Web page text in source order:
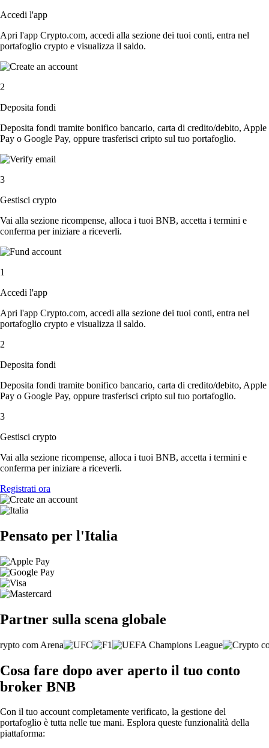
Accedi l'app
Apri l'app Crypto.com, accedi alla sezione dei tuoi conti, entra nel
portafoglio crypto e visualizza il saldo.
2
Deposita fondi
Deposita fondi tramite bonifico bancario, carta di credito/debito, Apple
Pay o Google Pay, oppure trasferisci cripto sul tuo portafoglio.
3
Gestisci crypto
Vai alla sezione ricompense, alloca i tuoi BNB, accetta i termini e
conferma per iniziare a riceverli.
1
Accedi l'app
Apri l'app Crypto.com, accedi alla sezione dei tuoi conti, entra nel
portafoglio crypto e visualizza il saldo.
2
Deposita fondi
Deposita fondi tramite bonifico bancario, carta di credito/debito, Apple
Pay o Google Pay, oppure trasferisci cripto sul tuo portafoglio.
3
Gestisci crypto
Vai alla sezione ricompense, alloca i tuoi BNB, accetta i termini e
conferma per iniziare a riceverli.
Registrati ora
Pensato per l'Italia
Partner sulla scena globale
Cosa fare dopo aver aperto il tuo conto
broker BNB
Con il tuo account completamente verificato, la gestione del
portafoglio è tutta nelle tue mani. Esplora queste funzionalità della
piattaforma: